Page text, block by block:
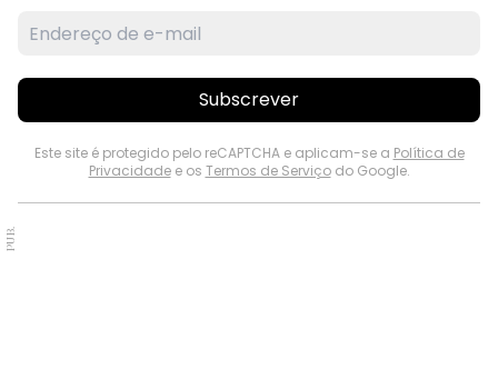
Subscrever
Este site é protegido pelo reCAPTCHA e aplicam-se a Política de
Privacidadee os Termos de Serviçodo Google.
PUB.